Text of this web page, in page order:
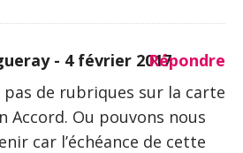
- 4 février 2017Répondre
pas de rubriques sur la carte
Accord. Ou pouvons nous
car l’échéance de cette